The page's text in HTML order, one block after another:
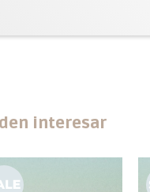
interesar